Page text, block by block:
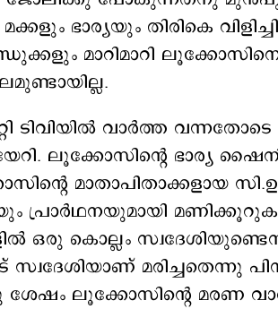
മക്കളും ഭാര്യയും തിരികെ
മാറിമാറി
ടിവിയിൽ വാർത്ത വന്നതോടെ
ലൂക്കോസിന്റെ ഭാര്യ
മാതാപിതാക്കളായ
പ്രാർഥനയുമായി
ഒരു കൊല്ലം
മരിച്ചതെന്നു
ലൂക്കോസിന്റെ മരണ